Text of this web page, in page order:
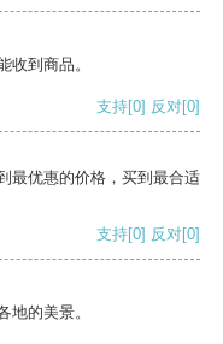
收到商品。
支持[0] 反对[0]
最优惠的价格，买到最合适
支持[0] 反对[0]
地的美景。